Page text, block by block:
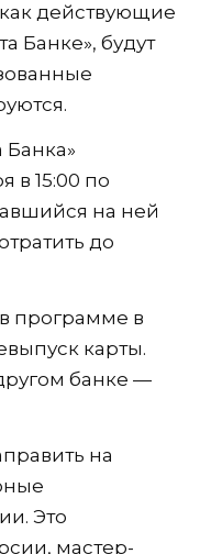
действующие
Банке», будут
Банка»
в 15:00 по
на ней
до
программе в
карты.
банке —
на
Это
мастер-